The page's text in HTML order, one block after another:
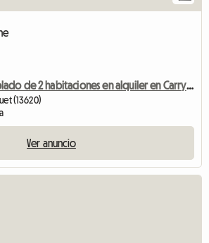
Apartamento amueblado de 2 habitaciones en alquiler en Carry-Le-Rouet Plage
(13620)
Ver anuncio